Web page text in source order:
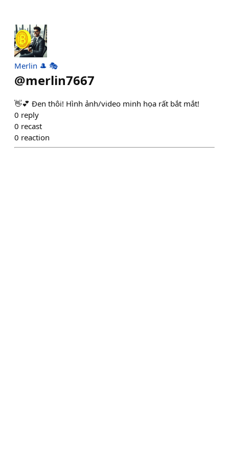
Merlin 🎩 🎭
@merlin7667
👋💕 Đen thôi! Hình ảnh/video minh họa rất bắt mắt!
0 reply
0 recast
0 reaction